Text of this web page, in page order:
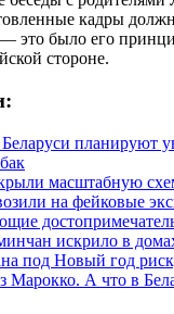
кадры
— это было его
стороне.
планируют
масштабную
на фейковые
искрило в
под Новый год
Марокко. А что в